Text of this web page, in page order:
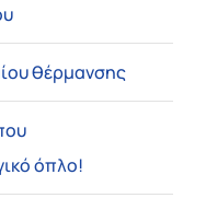
θέρμανσης
όπλο!